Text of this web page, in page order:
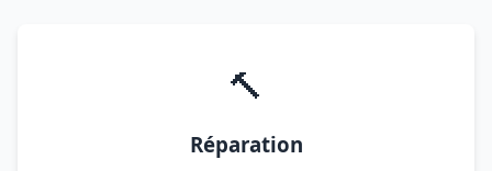
🔨
Réparation